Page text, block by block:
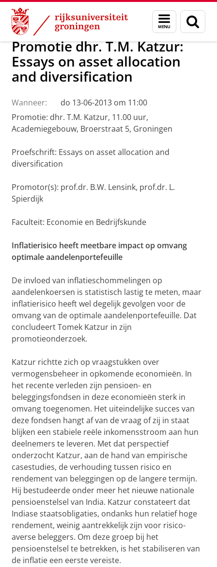
Skip
Content
Skip
Navigation
Menu
en
zoeken
Over ons Actueel Nieuws
Promotie dhr. T.M. Katzur:
Essays on asset allocation
and diversification
Wanneer:
do 13-06-2013 om 11:00
Promotie: dhr. T.M. Katzur, 11.00 uur,
Academiegebouw, Broerstraat 5, Groningen
Proefschrift: Essays on asset allocation and
diversification
Promotor(s): prof.dr. B.W. Lensink, prof.dr. L.
Spierdijk
Faculteit: Economie en Bedrijfskunde
Inflatierisico heeft meetbare impact op omvang
optimale aandelenportefeuille
De invloed van inflatieschommelingen op
aandelenkoersen is statistisch lastig te meten, maar
inflatierisico heeft wel degelijk gevolgen voor de
omvang van de optimale aandelenportefeuille. Dat
concludeert Tomek Katzur in zijn
promotieonderzoek.
Katzur richtte zich op vraagstukken over
vermogensbeheer in opkomende economieën. In
het recente verleden zijn pensioen- en
beleggingsfondsen in deze economieën sterk in
omvang toegenomen. Het uiteindelijke succes van
deze fondsen hangt af van de vraag of zij in staat
blijken een stabiele reële inkomensstroom aan hun
deelnemers te leveren. Met dat perspectief
onderzocht Katzur, aan de hand van empirische
casestudies, de verhouding tussen risico en
rendement van beleggingen op de langere termijn.
Hij bestudeerde onder meer het nieuwe nationale
pensioenstelsel van India. Katzur constateert dat
Indiase staatsobligaties, ondanks hun relatief hoge
rendement, weinig aantrekkelijk zijn voor risico-
averse beleggers. Om deze groep bij het
pensioenstelsel te betrekken, is het stabiliseren van
de inflatie een eerste vereiste.